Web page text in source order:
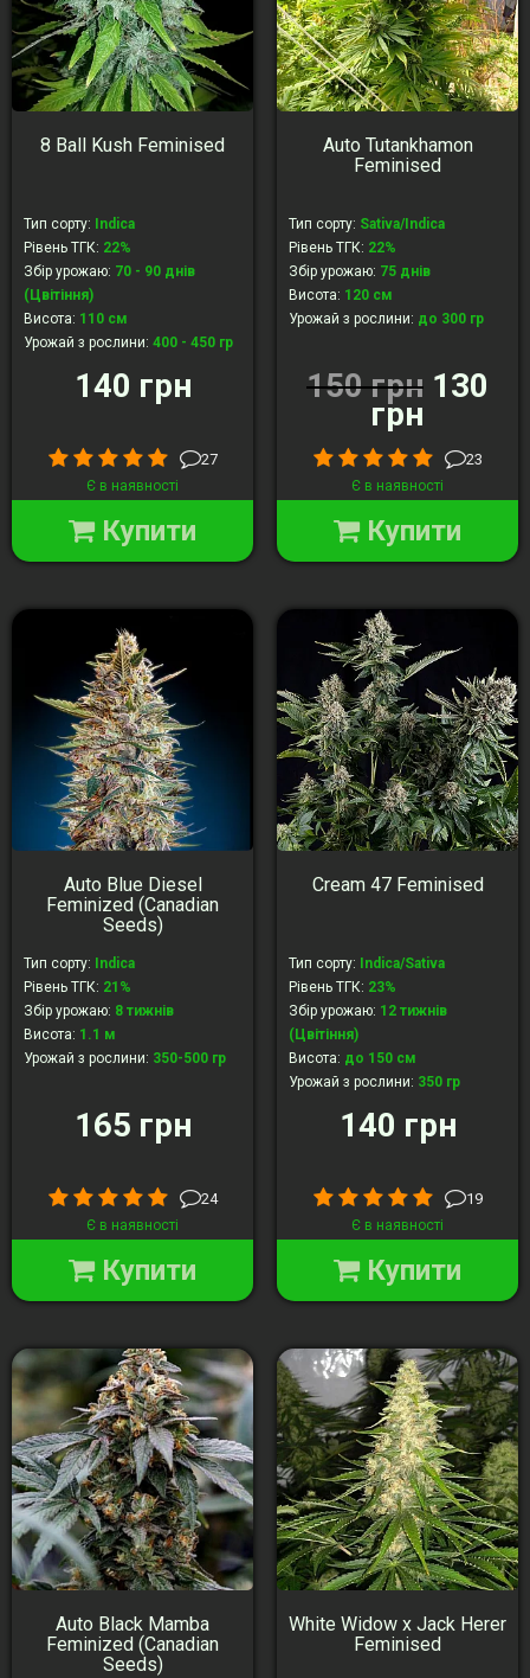
8 Ball Kush Feminised
Тип сорту:
Indica
Рівень ТГК: 22%
Збір урожаю: 70 - 90 днів
(Цвітіння)
Висота: 110 см
Урожай з рослини: 400 - 450 гр
140 грн
27
Є в наявності
Купити
Auto Tutankhamon
Feminised
Тип сорту: Sativa/Indica
Рівень ТГК: 22%
Збір урожаю: 75 днів
Висота: 120 см
Урожай з рослини: до 300 гр
150 грн 130
грн
23
Є в наявності
Купити
Auto Blue Diesel
Feminized (Canadian
Seeds)
Тип сорту:
Indica
Рівень ТГК: 21%
Збір урожаю: 8 тижнів
Висота: 1.1 м
Урожай з рослини: 350-500 гр
165 грн
24
Є в наявності
Купити
Cream 47 Feminised
Тип сорту:
Indica/Sativa
Рівень ТГК: 23%
Збір урожаю: 12 тижнів
(Цвітіння)
Висота: до 150 см
Урожай з рослини: 350 гр
140 грн
19
Є в наявності
Купити
Auto Black Mamba
Feminized (Canadian
Seeds)
White Widow x Jack Herer
Feminised